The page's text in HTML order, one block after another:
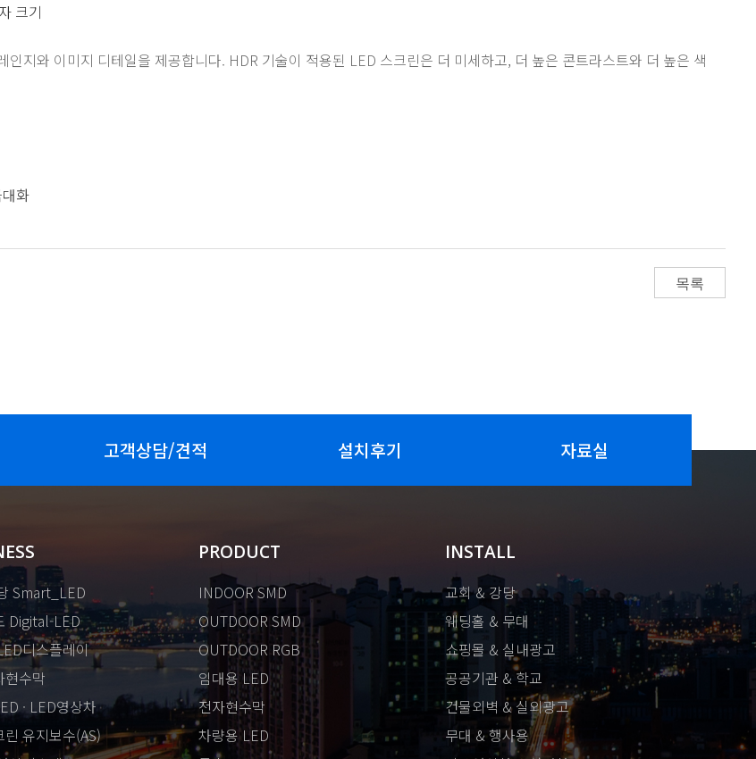
크기
지와 이미지 디테일을 제공합니다. HDR 기술이 적용된 LED 스크린은 더 미세하고, 더 높은 콘트라스트와 더 높은 색
화
목록
고객상담/견적 설치후기 자료실
Smart_LED
Digital-LED
디스플레이
현수막
· LED영상차
린 유지보수(AS)
PRODUCT
INDOOR SMD
OUTDOOR SMD
OUTDOOR RGB
임대용 LED
전자현수막
차량용 LED
INSTALL
교회 & 강당
웨딩홀 & 무대
쇼핑몰 & 실내광고
공공기관 & 학교
건물외벽 & 실외광고
무대 & 행사용